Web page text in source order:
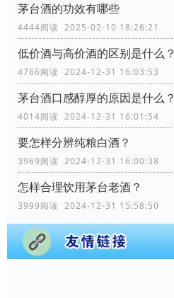
茅台酒的功效有哪些
4444阅读 2025-02-10 18:26:21
低价酒与高价酒的区别是什么？
4766阅读 2024-12-31 16:03:53
茅台酒口感醇厚的原因是什么？
4014阅读 2024-12-31 16:01:54
要怎样分辨纯粮白酒？
3969阅读 2024-12-31 16:00:38
怎样合理饮用茅台老酒？
3999阅读 2024-12-31 15:58:50